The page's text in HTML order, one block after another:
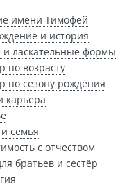
имени Тимофей
и история
и ласкательные формы
по возрасту
по сезону рождения
карьера
семья
с отчеством
братьев и сестёр